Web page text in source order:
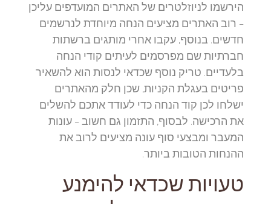
הירשמו לניוזלטרים של האתרים המועדפים עליכן
– רוב האתרים מציעים הנחה מיוחדת לנרשמים
חדשים. בנוסף, עקבו אחרי מותגים ברשתות
חברתיות שם מפרסמים לעיתים קודי הנחה
בלעדיים. טריק נוסף שכדאי לנסות הוא להשאיר
פריטים בעגלת הקניות, שכן חלק מהאתרים
ישלחו לכן קוד הנחה כדי לעודד אתכם להשלים
את הרכישה. לבסוף, התזמון גם חשוב – עונות
המעבר ומבצעי סוף עונה מציעים לרוב את
ההנחות הטובות ביותר.
טעויות שכדאי להימנע